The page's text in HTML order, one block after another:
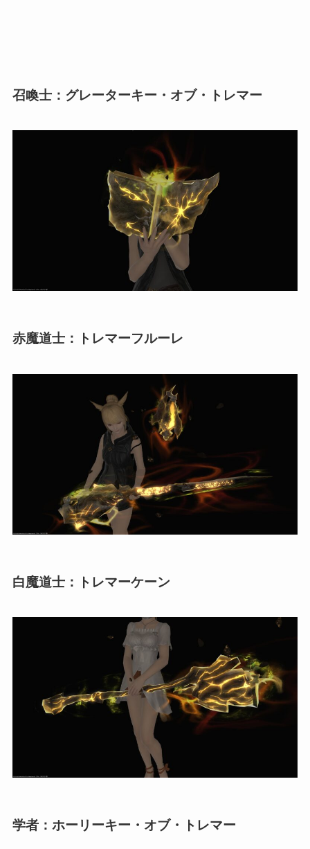
召喚士：グレーターキー・オブ・トレマー
赤魔道士：トレマーフルーレ
白魔道士：トレマーケーン
学者：ホーリーキー・オブ・トレマー